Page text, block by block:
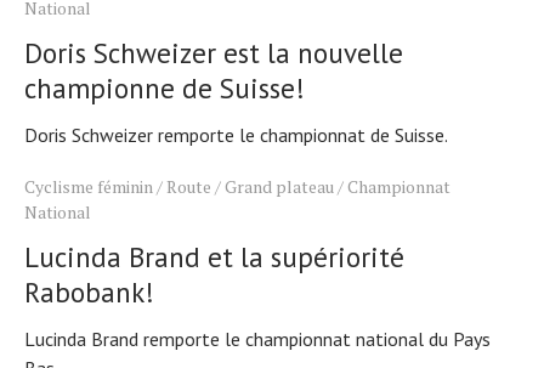
National
Doris Schweizer est la nouvelle
championne de Suisse!
Doris Schweizer remporte le championnat de Suisse.
Cyclisme féminin/ Route / Grand plateau/ Championnat
National
Lucinda Brand et la supériorité
Rabobank!
Lucinda Brand remporte le championnat national du Pays